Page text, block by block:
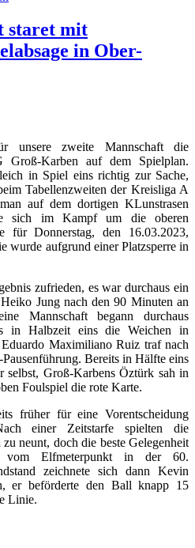
staret mit
in Ober-
unsere zweite Mannschaft die
Groß-Karben auf dem Spielplan.
in Spiel eins richtig zur Sache,
Tabellenzweiten der Kreisliga A
auf dem dortigen KLunstrasen
sich im Kampf um die oberen
für Donnerstag, den 16.03.2023,
wurde aufgrund einer Platzsperre in
zufrieden, es war durchaus ein
Jung nach den 90 Minuten an
Mannschaft begann durchaus
in Halbzeit eins die Weichen in
Maximiliano Ruiz traf nach
Bereits in Hälfte eins
selbst, Groß-Karbens Öztürk sah in
Foulspiel die rote Karte.
früher für eine Vorentscheidung
einer Zeitstarfe spielten die
neunt, doch die beste Gelegenheit
vom Elfmeterpunkt in der 60.
zeichnete sich dann Kevin
er beförderte den Ball knapp 15
Linie.